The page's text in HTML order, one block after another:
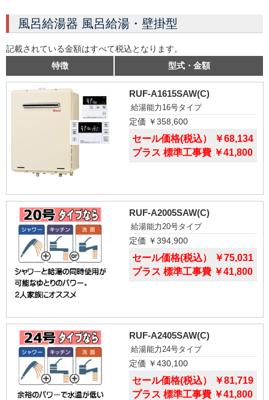
風呂給湯器 風呂給湯・壁掛型
記載されている金額はすべて税込となります。
特徴
型式・金額
RUF-A1615SAW(C)
給湯能力16号タイプ
定価 ￥358,600
セール価格(税込） ￥68,134
プラス 標準工事費 ￥41,800
RUF-A2005SAW(C)
給湯能力20号タイプ
定価 ￥394,900
セール価格(税込） ￥75,031
プラス 標準工事費 ￥41,800
RUF-A2405SAW(C)
給湯能力24号タイプ
定価 ￥430,100
セール価格(税込） ￥81,719
プラス 標準工事費 ￥41,800